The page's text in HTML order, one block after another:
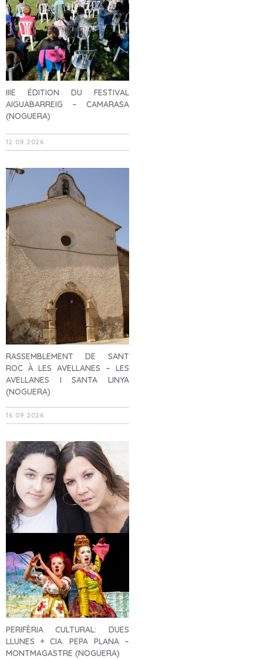
IIIE ÉDITION DU FESTIVAL
AIGUABARREIG – CAMARASA
(NOGUERA)
12.09.2026
RASSEMBLEMENT DE SANT
ROC À LES AVELLANES – LES
AVELLANES I SANTA LINYA
(NOGUERA)
16.09.2026
PERIFÈRIA CULTURAL: DUES
LLUNES + CIA. PEPA PLANA –
MONTMAGASTRE (NOGUERA)